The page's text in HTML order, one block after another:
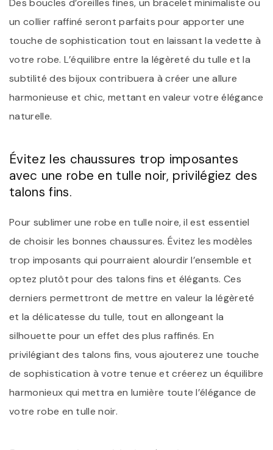
un collier raffiné seront parfaits pour apporter une
touche de sophistication tout en laissant la vedette à
votre robe. L’équilibre entre la légèreté du tulle et la
subtilité des bijoux contribuera à créer une allure
harmonieuse et chic, mettant en valeur votre élégance
naturelle.
Évitez les chaussures trop imposantes
avec une robe en tulle noir, privilégiez des
talons fins.
Pour sublimer une robe en tulle noire, il est essentiel
de choisir les bonnes chaussures. Évitez les modèles
trop imposants qui pourraient alourdir l’ensemble et
optez plutôt pour des talons fins et élégants. Ces
derniers permettront de mettre en valeur la légèreté
et la délicatesse du tulle, tout en allongeant la
silhouette pour un effet des plus raffinés. En
privilégiant des talons fins, vous ajouterez une touche
de sophistication à votre tenue et créerez un équilibre
harmonieux qui mettra en lumière toute l’élégance de
votre robe en tulle noir.